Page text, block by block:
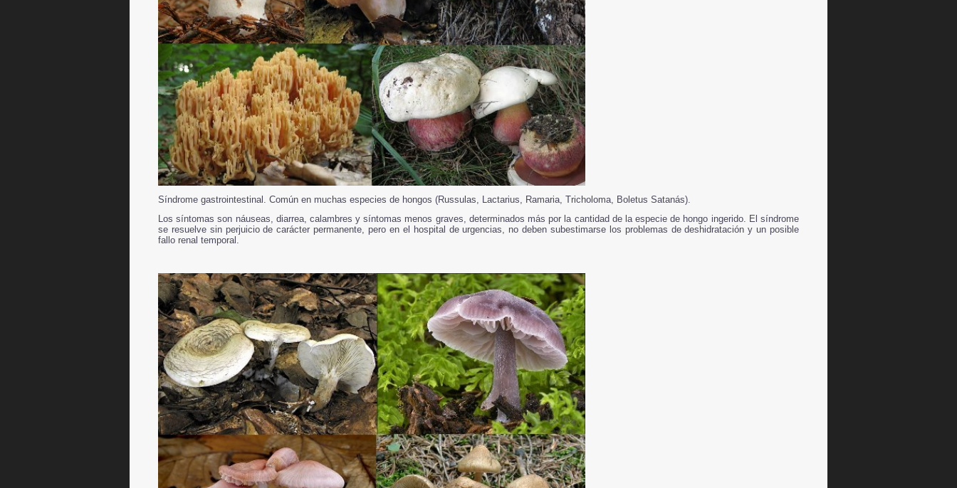
Síndrome gastrointestinal . Común en muchas especies de hongos (Russulas, Lactarius, Ramaria, Tricholoma, Boletus Satanás).
Los síntomas son náuseas, diarrea, calambres y síntomas menos graves, determinados más por la cantidad de la especie de hongo ingerido. El síndrome
se resuelve sin perjuicio de carácter permanente, pero en el hospital de urgencias, no deben subestimarse los problemas de deshidratación y un posible
fallo renal temporal.